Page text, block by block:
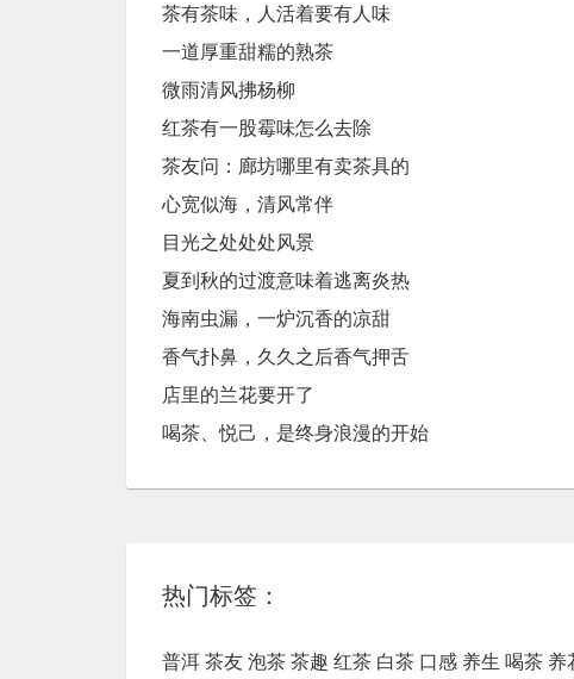
茶有茶味，人活着要有人味
一道厚重甜糯的熟茶
微雨清风拂杨柳
红茶有一股霉味怎么去除
茶友问：廊坊哪里有卖茶具的
心宽似海，清风常伴
目光之处处处风景
夏到秋的过渡意味着逃离炎热
海南虫漏，一炉沉香的凉甜
香气扑鼻，久久之后香气押舌
店里的兰花要开了
喝茶、悦己，是终身浪漫的开始
热门标签：
普洱 茶友 泡茶 茶趣 红茶 白茶 口感 养生 喝茶 养